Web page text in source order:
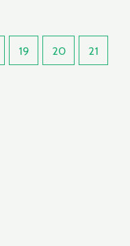
19 20 21